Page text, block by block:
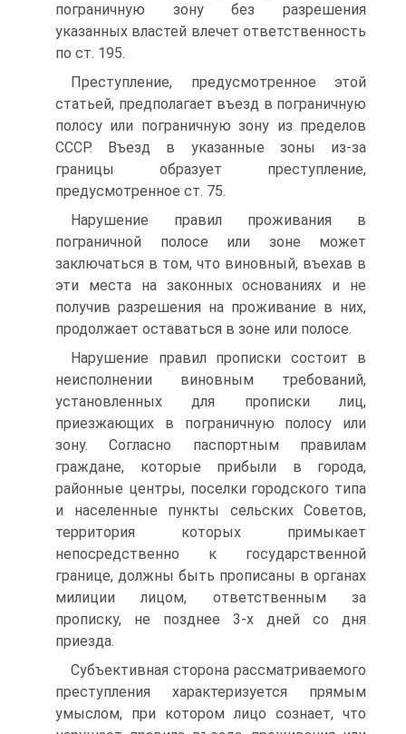
пограничную зону без разрешения
указанных властей влечет ответственность
по ст. 195.
Преступление, предусмотренное этой
статьей, предполагает въезд в пограничную
полосу или пограничную зону из пределов
СССР. Въезд в указанные зоны из-за
границы образует преступление,
предусмотренное ст. 75.
Нарушение правил проживания в
пограничной полосе или зоне может
заключаться в том, что виновный, въехав в
эти места на законных основаниях и не
получив разрешения на проживание в них,
продолжает оставаться в зоне или полосе.
Нарушение правил прописки состоит в
неисполнении виновным требований,
установленных для прописки лиц,
приезжающих в пограничную полосу или
зону. Согласно паспортным правилам
граждане, которые прибыли в города,
районные центры, поселки городского типа
и населенные пункты сельских Советов,
территория которых примыкает
непосредственно к государственной
границе, должны быть прописаны в органах
милиции лицом, ответственным за
прописку, не позднее 3-х дней со дня
приезда.
Субъективная сторона рассматриваемого
преступления характеризуется прямым
умыслом, при котором лицо сознает, что